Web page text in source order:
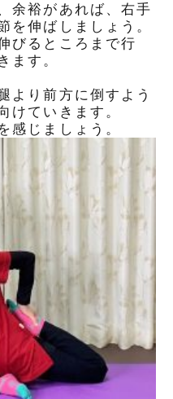
余裕があれば、右手
を伸ばしましょう。
びるところまで行
ます。
より前方に倒すよう
けていきます。
感じましょう。